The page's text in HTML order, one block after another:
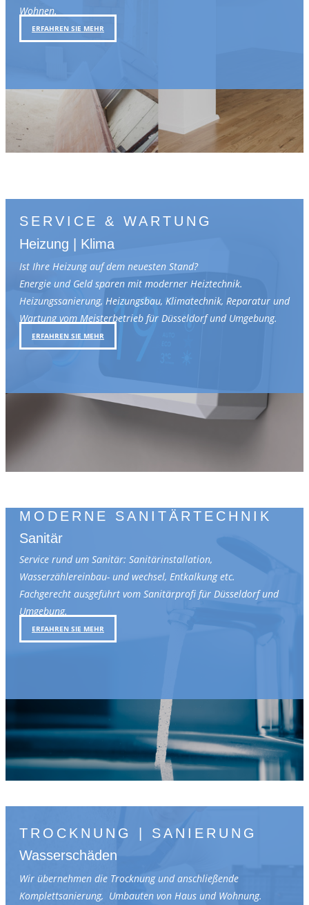
Wohnen.
ERFAHREN SIE MEHR
SERVICE & WARTUNG
Heizung | Klima
Ist Ihre Heizung auf dem neuesten Stand?
Energie und Geld sparen mit moderner Heiztechnik.
Heizungssanierung, Heizungsbau, Klimatechnik, Reparatur und
Wartung vom Meisterbetrieb für Düsseldorf und Umgebung.
ERFAHREN SIE MEHR
MODERNE SANITÄRTECHNIK
Sanitär
Service rund um Sanitär: Sanitärinstallation,
Wasserzählereinbau- und wechsel, Entkalkung etc.
Fachgerecht ausgeführt vom Sanitärprofi für Düsseldorf und
Umgebung.
ERFAHREN SIE MEHR
TROCKNUNG | SANIERUNG
Wasserschäden
Wir übernehmen die Trocknung und anschließende
Komplettsanierung, Umbauten von Haus und Wohnung.